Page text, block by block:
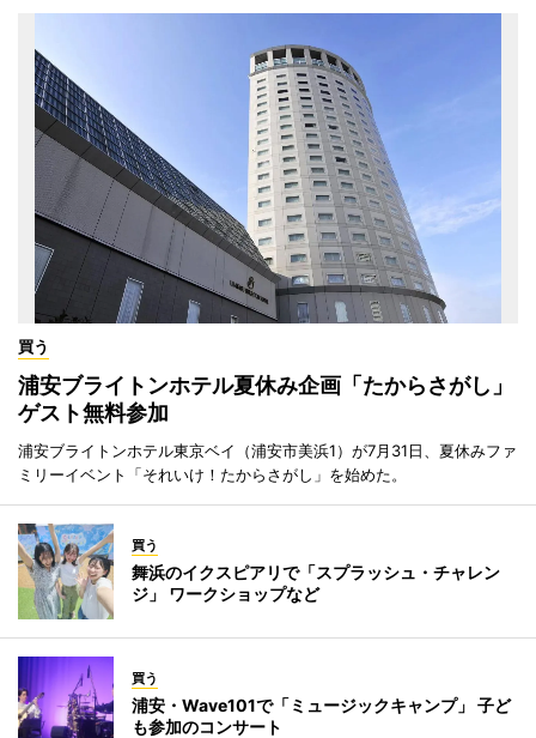
買う
浦安ブライトンホテル夏休み企画「たからさがし」
ゲスト無料参加
浦安ブライトンホテル東京ベイ（浦安市美浜1）が7月31日、夏休みファ
ミリーイベント「それいけ！たからさがし」を始めた。
買う
舞浜のイクスピアリで「スプラッシュ・チャレン
ジ」 ワークショップなど
買う
浦安・Wave101で「ミュージックキャンプ」 子ど
も参加のコンサート